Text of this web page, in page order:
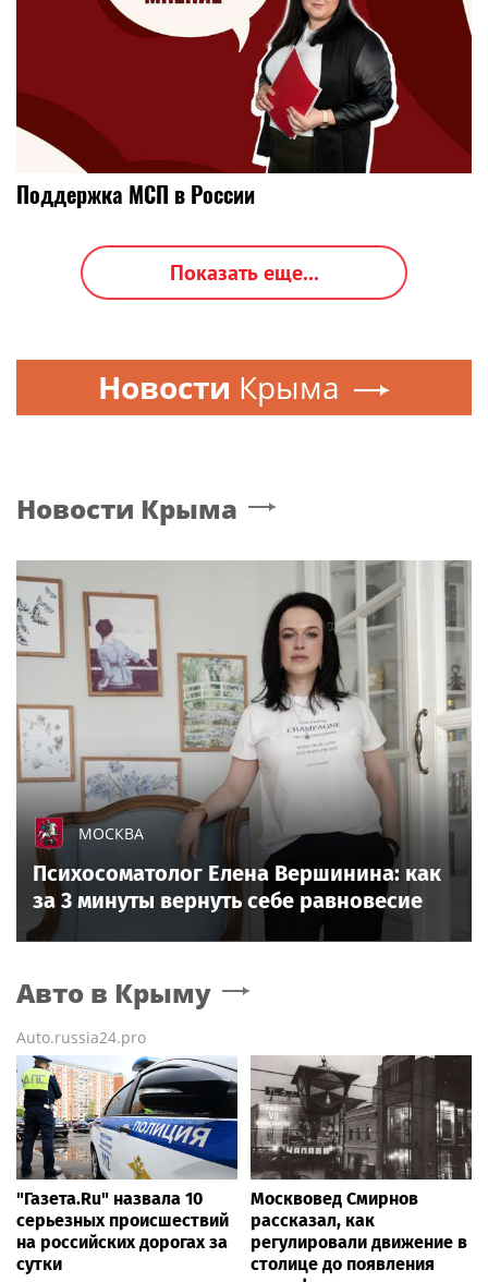
Поддержка МСП в России
Показать еще...
Новости Крыма
Новости Крыма
МОСКВА
Психосоматолог Елена Вершинина: как
за 3 минуты вернуть себе равновесие
Авто в Крыму
Auto.russia24.pro
"Газета.Ru" назвала 10
серьезных происшествий
на российских дорогах за
сутки
Москвовед Смирнов
рассказал, как
регулировали движение в
столице до появления